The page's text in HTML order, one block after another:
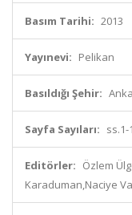
Basım Tarihi: 2013
Yayınevi: Pelikan
Basıldığı Şehir:
Sayfa Sayıları: ss.1-
Editörler: Özlem
Karaduman,Naciye